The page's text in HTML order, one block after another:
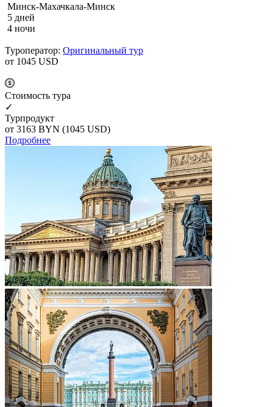
Минск-Махачкала-Минск
5 дней
4 ночи
Туроператор: Оригинальный тур
от 1045 USD
Cтоимость тура
✓
Турпродукт
от 3163 BYN (1045 USD)
Подробнее